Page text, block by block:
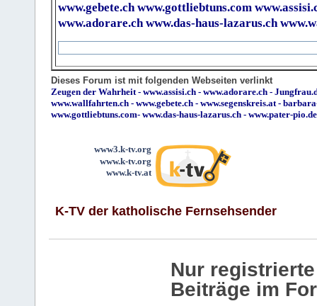
www.gebete.ch www.gottliebtuns.com
www.adorare.ch www.das-haus-lazarus.ch
Dieses Forum ist mit folgenden Webseiten verlinkt
Zeugen der Wahrheit - www.assisi.ch - www.adorare.ch -
www.wallfahrten.ch - www.gebete.ch - www.segenskreis.at -
www.gottliebtuns.com- www.das-haus-lazarus.ch - www.pater-pio.de
www3.k-tv.org
www.k-tv.org
www.k-tv.at
K-TV der katholische Fernsehsender
Nur
Beiträge im